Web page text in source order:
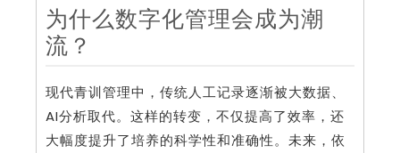
为什么数字化管理会成为潮
流？
现代青训管理中，传统人工记录逐渐被大数据、
AI分析取代。这样的转变，不仅提高了效率，还
大幅度提升了培养的科学性和准确性。未来，依